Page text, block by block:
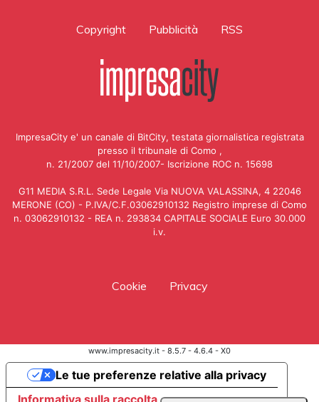
Copyright Pubblicità RSS
ImpresaCity e' un canale di BitCity, testata giornalistica registrata
presso il tribunale di Como ,
n. 21/2007 del 11/10/2007- Iscrizione ROC n. 15698
G11 MEDIA S.R.L. Sede Legale Via NUOVA VALASSINA, 4 22046
MERONE (CO) - P.IVA/C.F.03062910132 Registro imprese di Como
n. 03062910132 - REA n. 293834 CAPITALE SOCIALE Euro 30.000
i.v.
Cookie Privacy
www.impresacity.it - 8.5.7 - 4.6.4 - X0
Informativa sulla raccolta
Le tue preferenze relative alla privacy